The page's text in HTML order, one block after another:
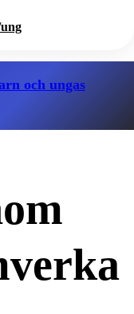
och ungas